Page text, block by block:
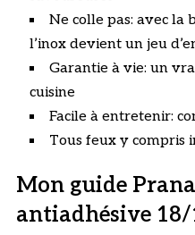
Ne colle pas: avec la
l’inox devient un jeu
Garantie à vie: un
cuisine
Facile à entretenir:
Tous feux y compris
Mon guide
antiadhésive 18/